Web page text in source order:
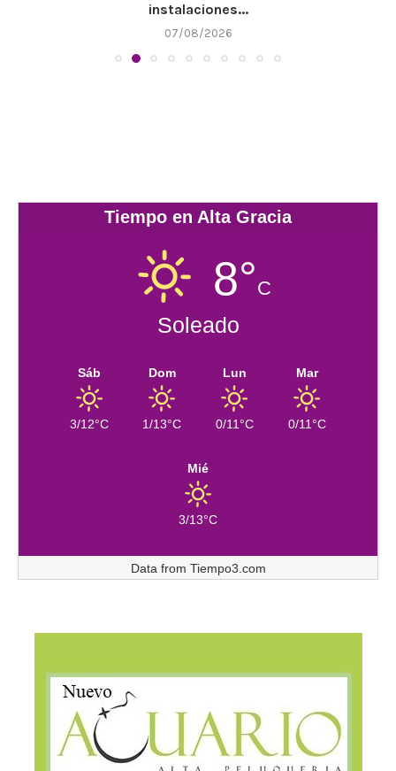
instalaciones...
07/08/2026
Tiempo en Alta Gracia
8°C
Soleado
Sáb
3/12°C
Dom
1/13°C
Lun
0/11°C
Mar
0/11°C
Mié
3/13°C
Data from Tiempo3.com